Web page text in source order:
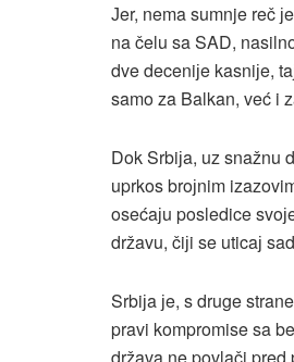
Јer, nema sumnje reč
na čelu sa SAD,
dve deceniјe kasniјe,
samo za Balkan, već i
Dok Srbiјa, uz snažnu
uprkos broјnim
osećaјu posledice
državu, čiјi se uticaј
Srbiјa јe, s druge
pravi kompromise sa